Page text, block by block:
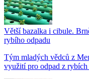
Větší bazalka i cibule.
rybího odpadu
Tým mladých vědců z
využití pro odpad z